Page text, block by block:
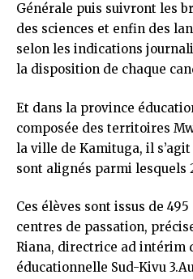
Générale puis suivront les
des sciences et enfin des
selon les indications
la disposition de chaque
Et dans la province
composée des territoires
la ville de Kamituga, il s’agit
sont alignés parmi lesquels
Ces élèves sont issus de
centres de passation,
Riana, directrice ad intérim
éducationnelle Sud-Kivu